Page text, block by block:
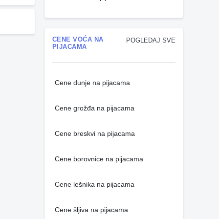
POGLEDAJ SVE
CENE VOĆA NA
PIJACAMA
Cene dunje na pijacama
Cene grožđa na pijacama
Cene breskvi na pijacama
Cene borovnice na pijacama
Cene lešnika na pijacama
Cene šljiva na pijacama